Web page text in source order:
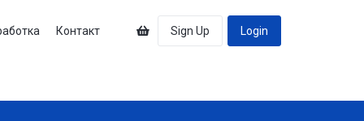
Контакт Sign Up Login